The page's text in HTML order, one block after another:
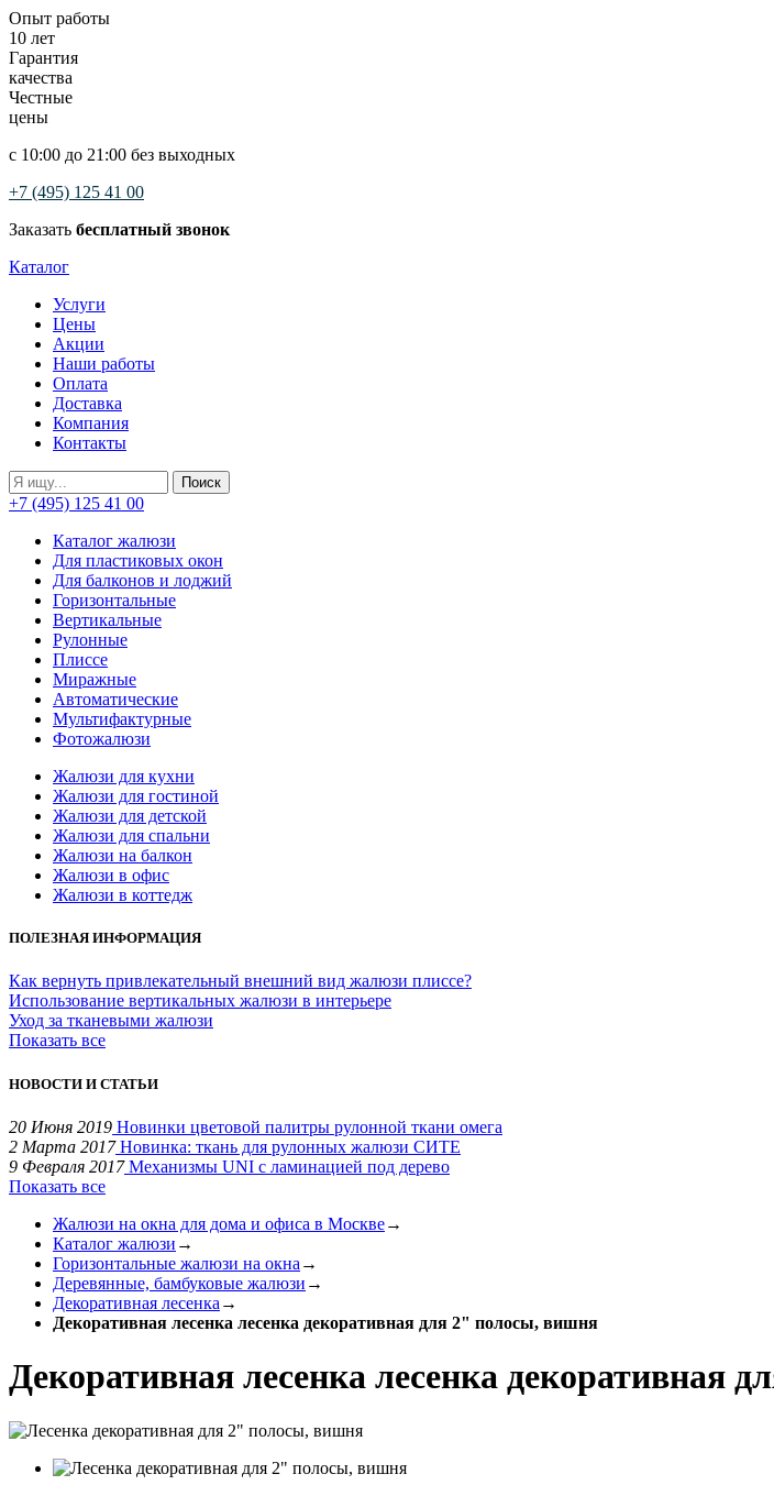
Опыт работы
10 лет
Гарантия
качества
Честные
цены
с 10:00 до 21:00 без выходных
+7 (495) 125 41 00
Заказать бесплатный звонок
Каталог
Услуги
Цены
Акции
Наши работы
Оплата
Доставка
Компания
Контакты
+7 (495) 125 41 00
Каталог жалюзи
Для пластиковых окон
Для балконов и лоджий
Горизонтальные
Вертикальные
Рулонные
Плиссе
Миражные
Автоматические
Мультифактурные
Фотожалюзи
Жалюзи для кухни
Жалюзи для гостиной
Жалюзи для детской
Жалюзи для спальни
Жалюзи на балкон
Жалюзи в офис
Жалюзи в коттедж
ПОЛЕЗНАЯ ИНФОРМАЦИЯ
Как вернуть привлекательный внешний вид жалюзи плиссе?
Использование вертикальных жалюзи в интерьере
Уход за тканевыми жалюзи
Показать все
НОВОСТИ И СТАТЬИ
20 Июня 2019 Новинки цветовой палитры рулонной ткани омега
2 Марта 2017Новинка: ткань для рулонных жалюзи СИТЕ
9 Февраля 2017Механизмы UNI с ламинацией под дерево
Показать все
Жалюзи на окна для дома и офиса в Москве→
Каталог жалюзи →
Горизонтальные жалюзи на окна →
Деревянные, бамбуковые жалюзи →
Декоративная лесенка →
Декоративная лесенка лесенка декоративная для 2" полосы, вишня
Декоративная лесенка лесенка декоративная